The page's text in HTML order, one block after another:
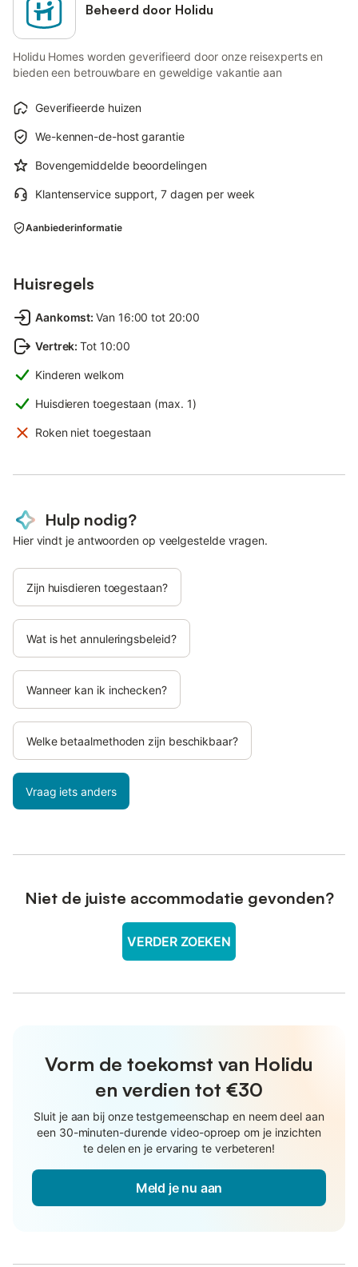
Beheerd door Holidu
Holidu Homes worden geverifieerd door onze reisexperts en
bieden een betrouwbare en geweldige vakantie aan
Geverifieerde huizen
We-kennen-de-host garantie
Bovengemiddelde beoordelingen
Klantenservice support, 7 dagen per week
Aanbiederinformatie
Huisregels
Aankomst: Van 16:00 tot 20:00
Vertrek: Tot 10:00
Kinderen welkom
Huisdieren toegestaan (max. 1)
Roken niet toegestaan
Hulp nodig?
Hier vindt je antwoorden op veelgestelde vragen.
Zijn huisdieren toegestaan?
Wat is het annuleringsbeleid?
Wanneer kan ik inchecken?
Welke betaalmethoden zijn beschikbaar?
Vraag iets anders
Niet de juiste accommodatie gevonden?
VERDER ZOEKEN
Vorm de toekomst van Holidu
en verdien tot €30
Sluit je aan bij onze testgemeenschap en neem deel aan
een 30-minuten-durende video-oproep om je inzichten
te delen en je ervaring te verbeteren!
Meld je nu aan